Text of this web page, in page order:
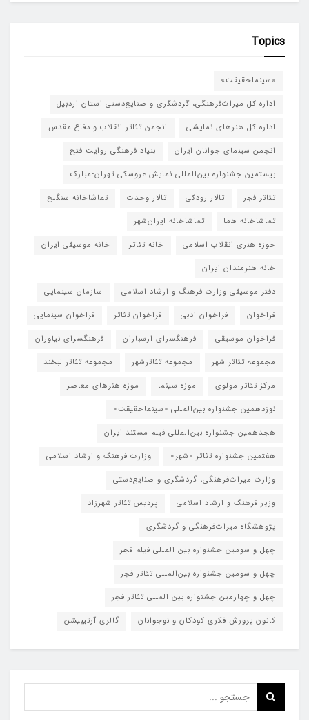
Topics
«سینماحقیقت»
اداره کل میراث‌فرهنگی، گردشگری و صنایع‌دستی استان اردبیل
اداره کل هنرهای نمایشی
انجمن تئاتر انقلاب و دفاع مقدس
انجمن سینمای جوانان ایران
بنیاد فرهنگی روایت فتح
بیستمین جشنواره بین‌المللی نمایش عروسکی تهران-مبارک
تئاتر فجر
تالار رودکی تالار وحدت
تماشاخانه سنگلج
تماشاخانه هما
تماشاخانه‌ ایران‌شهر
حوزه هنری انقلاب اسلامی
خانه تئاتر
خانه موسیقی ایران
خانه هنرمندان ایران
دفتر موسیقی وزارت فرهنگ و ارشاد اسلامی
سازمان سینمایی
فراخوان
فراخوان ادبی فراخوان تئاتر
فراخوان سینمایی
فراخوان موسیقی
فرهنگسرای ارسباران
فرهنگسرای نیاوران
مجموعه تئاتر شهر
مجموعه تئاترشهر
مجموعه تئاتر لبخند
مرکز تئاتر مولوی
موزه سینما
موزه هنرهای معاصر
نوزدهمین جشنواره بین‌المللی «سینماحقیقت»
هجدهمین جشنواره بین‌المللی فیلم مستند ایران
هفتمین جشنواره تئاتر «شهر»
وزارت فرهنگ و ارشاد اسلامی
وزارت میراث‌فرهنگی، گردشگری و صنایع‌دستی
وزیر فرهنگ و ارشاد اسلامی
پردیس تئاتر شهرزاد
پژوهشگاه میراث‌فرهنگی و گردشگری
چهل و سومین جشنواره بین المللی فیلم فجر
چهل و سومین جشنواره بین‌المللی تئاتر فجر
چهل و چهارمین جشنواره بین المللی تئاتر فجر
کانون پرورش فکری کودکان و نوجوانان
گالری آرتیبیشن